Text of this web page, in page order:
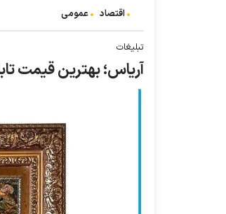
اقتصاد عمومی
تبلیغات
آریاس؛ بهترین قیمت